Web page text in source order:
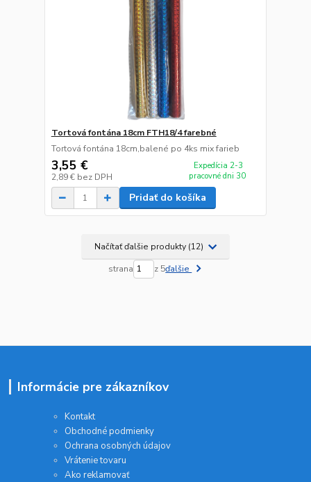
Tortová fontána 18cm FTH18/4 farebné
Tortová fontána 18cm,balené po 4ks mix farieb
3,55 €
2,89 € bez DPH
Expedícia 2-3
pracovné dni 30
Pridať do košíka
Načítať ďalšie produkty (12)
strana z 5ďalšie
Informácie pre zákazníkov
Kontakt
Obchodné podmienky
Ochrana osobných údajov
Vrátenie tovaru
Ako reklamovať